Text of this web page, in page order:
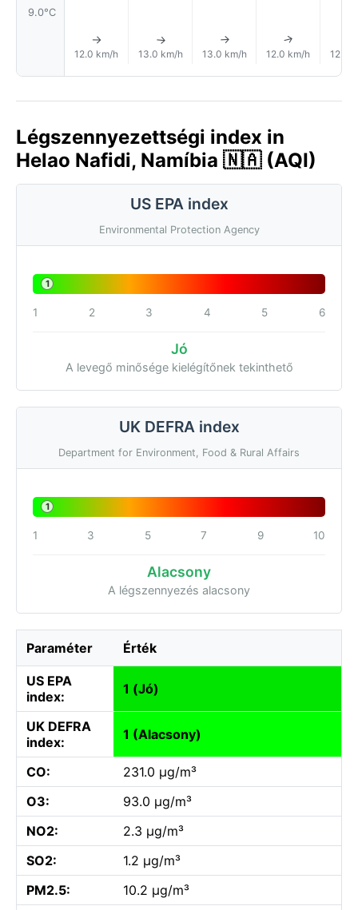
9.0°C
↑
12.0 km/h
↑
13.0 km/h
↑
13.0 km/h
↑
12.0 km/h 12.0
Légszennyezettségi index in
Helao Nafidi, Namíbia 🇳🇦 (AQI)
US EPA index
Environmental Protection Agency
1
1 2 3 4 5 6
Jó
A levegő minősége kielégítőnek tekinthető
UK DEFRA index
Department for Environment, Food & Rural Affairs
1
1 3 5 7 9 10
Alacsony
A légszennyezés alacsony
Paraméter Érték
US EPA
index:
1 (Jó)
UK DEFRA
index:
1 (Alacsony)
CO:
231.0 µg/m³
O3:
93.0 µg/m³
NO2:
2.3 µg/m³
SO2:
1.2 µg/m³
PM2.5:
10.2 µg/m³